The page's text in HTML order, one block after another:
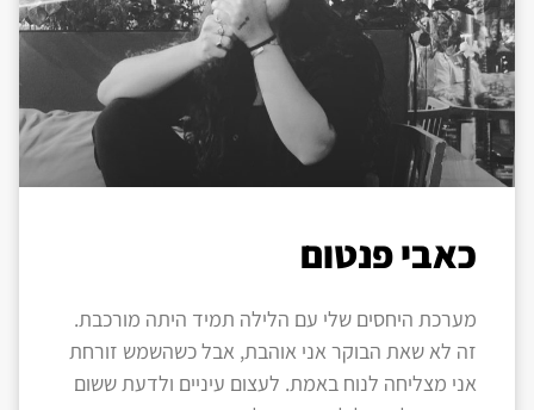
כאבי פנטום
מערכת היחסים שלי עם הלילה תמיד היתה מורכבת.
זה לא שאת הבוקר אני אוהבת, אבל כשהשמש זורחת
אני מצליחה לנוח באמת. לעצום עיניים ולדעת ששום